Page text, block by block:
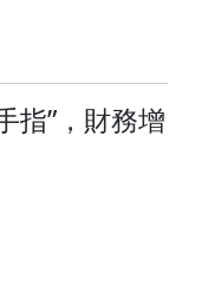
指”，財務增